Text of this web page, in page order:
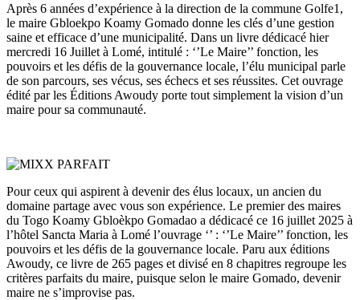
Après 6 années d’expérience à la direction de la commune Golfe1,
le maire Gbloekpo Koamy Gomado donne les clés d’une gestion
saine et efficace d’une municipalité. Dans un livre dédicacé hier
mercredi 16 Juillet à Lomé, intitulé : ‘’Le Maire’’ fonction, les
pouvoirs et les défis de la gouvernance locale, l’élu municipal parle
de son parcours, ses vécus, ses échecs et ses réussites. Cet ouvrage
édité par les Éditions Awoudy porte tout simplement la vision d’un
maire pour sa communauté.
Pour ceux qui aspirent à devenir des élus locaux, un ancien du
domaine partage avec vous son expérience. Le premier des maires
du Togo Koamy Gbloèkpo Gomadao a dédicacé ce 16 juillet 2025 à
l’hôtel Sancta Maria à Lomé l’ouvrage ‘’ : ‘’Le Maire’’ fonction, les
pouvoirs et les défis de la gouvernance locale. Paru aux éditions
Awoudy, ce livre de 265 pages et divisé en 8 chapitres regroupe les
critères parfaits du maire, puisque selon le maire Gomado, devenir
maire ne s’improvise pas.